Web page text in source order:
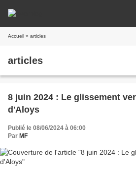
Accueil » articles
articles
8 juin 2024 : Le glissement
d'Aloys
Publié le 08/06/2024 à 06:00
Par MF